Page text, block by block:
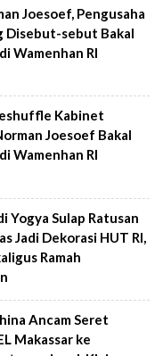
Joesoef, Pengusaha
Disebut-sebut Bakal
Wamenhan RI
Kabinet
Joesoef Bakal
Wamenhan RI
Yogya Sulap Ratusan
Jadi Dekorasi HUT RI,
Ramah
Ancam Seret
Makassar ke